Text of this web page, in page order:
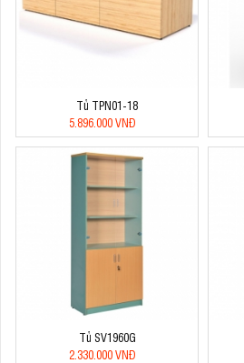
Tủ TPN01-18
5.896.000 VNĐ
Tủ SV1960G
2.330.000 VNĐ